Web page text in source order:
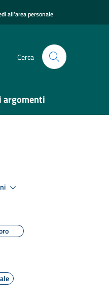
all'area personale
Cerca
argomenti